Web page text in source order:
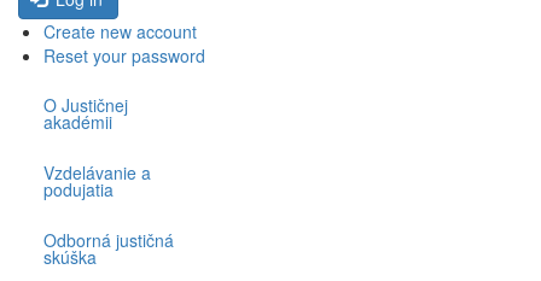
Create new account
Reset your password
O Justičnej
akadémii
Vzdelávanie a
podujatia
Odborná justičná
skúška